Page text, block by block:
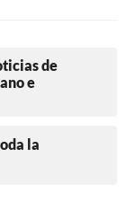
de
e
la